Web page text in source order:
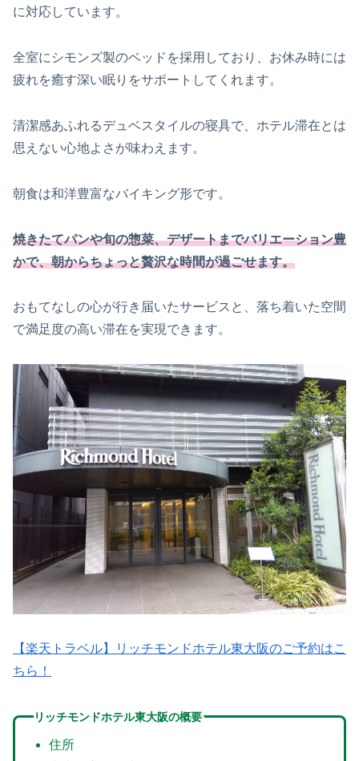
に対応しています。
全室にシモンズ製のベッドを採用しており、お休み時には
疲れを癒す深い眠りをサポートしてくれます。
清潔感あふれるデュベスタイルの寝具で、ホテル滞在とは
思えない心地よさが味わえます。
朝食は和洋豊富なバイキング形です。
焼きたてパンや旬の惣菜、デザートまでバリエーション豊
かで、朝からちょっと贅沢な時間が過ごせます。
おもてなしの心が行き届いたサービスと、落ち着いた空間
で満足度の高い滞在を実現できます。
【楽天トラベル】リッチモンドホテル東大阪のご予約はこ
ちら！
リッチモンドホテル東大阪の概要
住所